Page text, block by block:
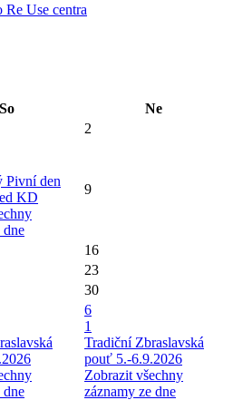
Use centra
So
Ne
2
Pivní den
KD
dne
9
16
23
30
dne
6
1
Tradiční Zbraslavská
pouť 5.-6.9.2026
Zobrazit všechny
záznamy ze dne